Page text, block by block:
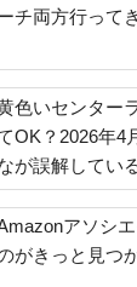
チ両方行って
色いセンター
OK？2026年4
が誤解してい
アソシ
がきっと見つ